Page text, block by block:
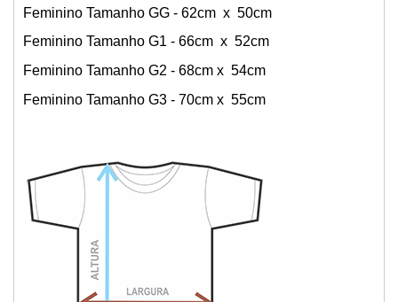
Feminino Tamanho GG - 62cm x 50cm
Feminino Tamanho G1 - 66cm x 52cm
Feminino Tamanho G2 - 68cm x 54cm
Feminino Tamanho G3 - 70cm x 55cm